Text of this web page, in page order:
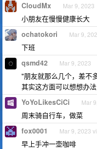
CloudMx Mar 9, 2023
小朋友在慢慢健康长大
ochatokori Mar 9,
下班
qsmd42 Mar 9, 2023
"朋友就那么几个，差不
其实这方面可以想想办
YoYoLikesCiCi Mar
周末骑自行车，做菜
fox0001 Mar 9, 2023
早上手冲一壶咖啡